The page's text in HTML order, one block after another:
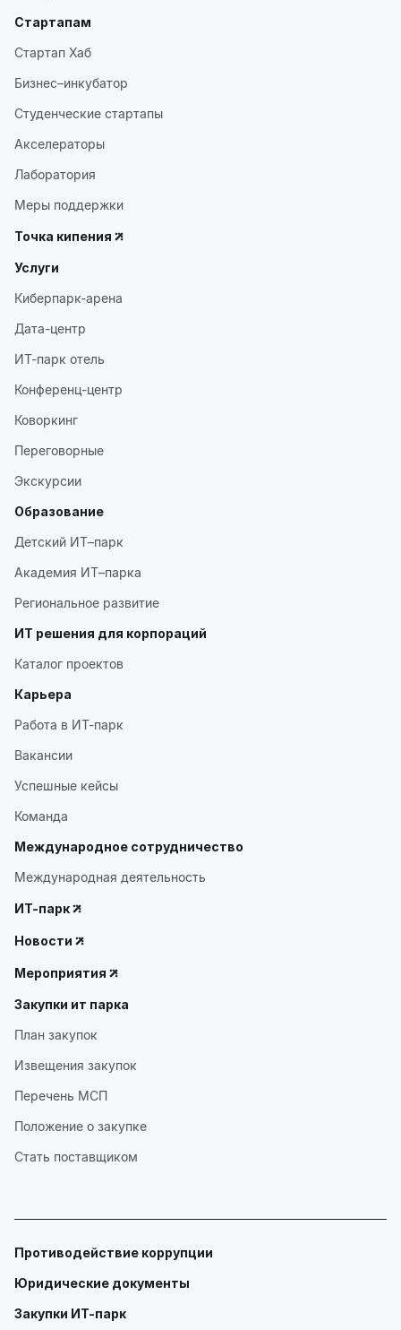
Стартапам
Стартап Хаб
Бизнес–инкубатор
Студенческие стартапы
Акселераторы
Лаборатория
Меры поддержки
Точка кипения
Услуги
Киберпарк-арена
Дата-центр
ИТ-парк отель
Конференц-центр
Коворкинг
Переговорные
Экскурсии
Образование
Детский ИТ–парк
Академия ИТ–парка
Региональное развитие
ИТ решения для корпораций
Каталог проектов
Карьера
Работа в ИТ-парк
Вакансии
Успешные кейсы
Команда
Международное сотрудничество
Международная деятельность
ИТ-парк
Новости
Мероприятия
Закупки ит парка
План закупок
Извещения закупок
Перечень МСП
Положение о закупке
Стать поставщиком
Противодействие коррупции
Юридические документы
Закупки ИТ-парк